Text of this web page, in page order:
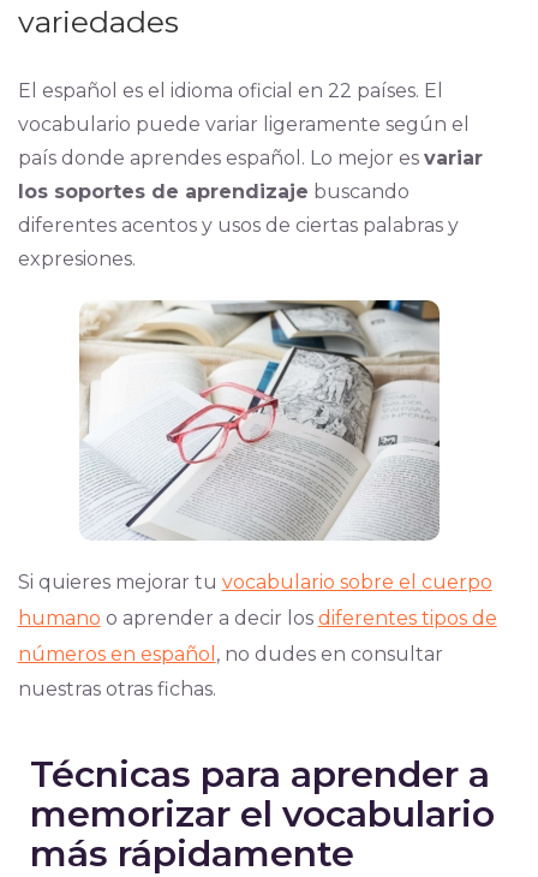
variedades
El español es el idioma oficial en 22 países. El
vocabulario puede variar ligeramente según el
país donde aprendes español. Lo mejor es variar
los soportes de aprendizaje buscando
diferentes acentos y usos de ciertas palabras y
expresiones.
Si quieres mejorar tu vocabulario sobre el cuerpo
humano o aprender a decir los diferentes tipos de
números en español , no dudes en consultar
nuestras otras fichas.
Técnicas para aprender a
memorizar el vocabulario
más rápidamente